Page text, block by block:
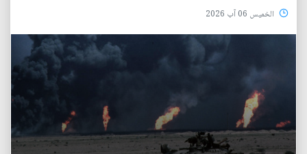
الخميس 06 آب 2026